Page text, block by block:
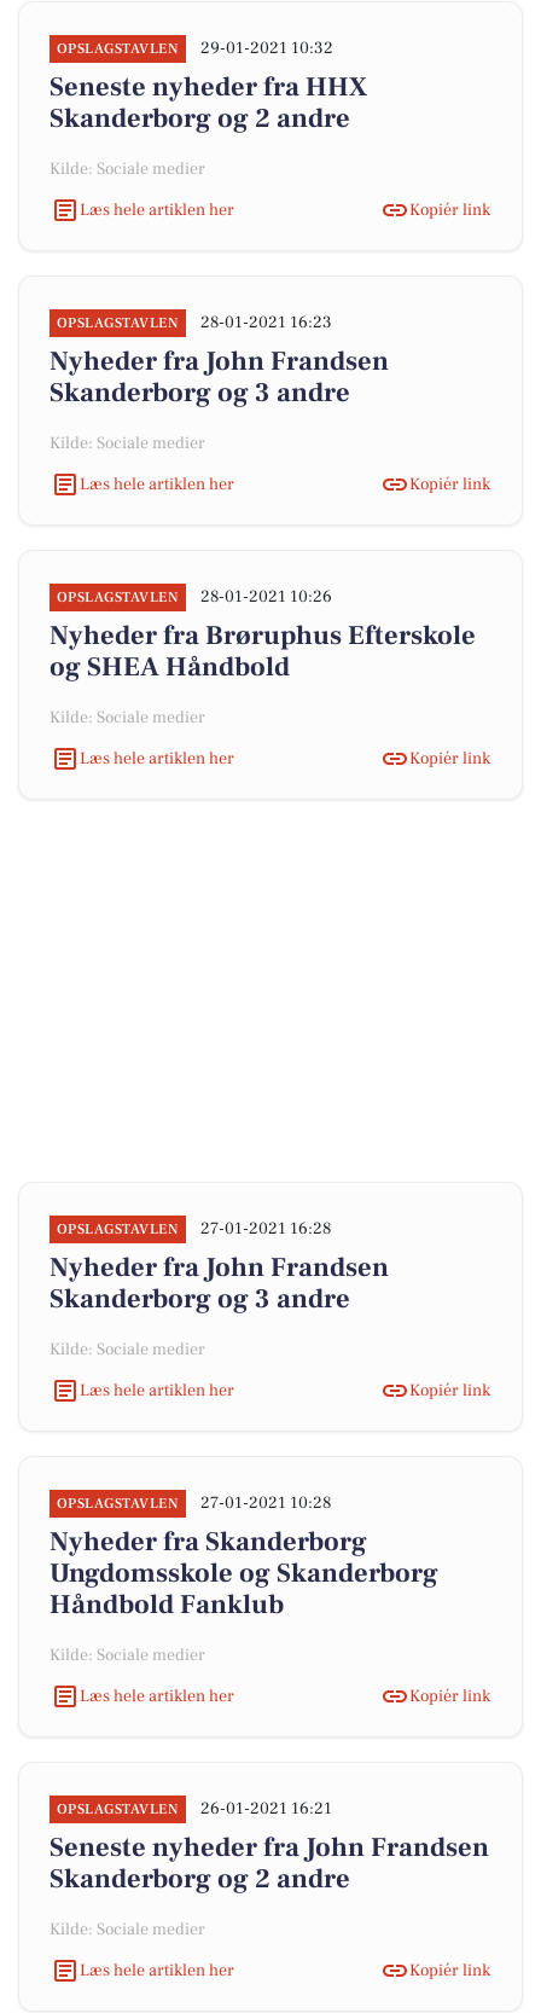
OPSLAGSTAVLEN 29-01-2021 10:32
Seneste nyheder fra HHX
Skanderborg og 2 andre
Kilde: Sociale medier
Læs hele artiklen her
Kopiér link
OPSLAGSTAVLEN 28-01-2021 16:23
Nyheder fra John Frandsen
Skanderborg og 3 andre
Kilde: Sociale medier
Læs hele artiklen her
Kopiér link
OPSLAGSTAVLEN 28-01-2021 10:26
Nyheder fra Brøruphus Efterskole
og SHEA Håndbold
Kilde: Sociale medier
Læs hele artiklen her
Kopiér link
OPSLAGSTAVLEN 27-01-2021 16:28
Nyheder fra John Frandsen
Skanderborg og 3 andre
Kilde: Sociale medier
Læs hele artiklen her
Kopiér link
OPSLAGSTAVLEN 27-01-2021 10:28
Nyheder fra Skanderborg
Ungdomsskole og Skanderborg
Håndbold Fanklub
Kilde: Sociale medier
Læs hele artiklen her
Kopiér link
OPSLAGSTAVLEN 26-01-2021 16:21
Seneste nyheder fra John Frandsen
Skanderborg og 2 andre
Kilde: Sociale medier
Læs hele artiklen her
Kopiér link